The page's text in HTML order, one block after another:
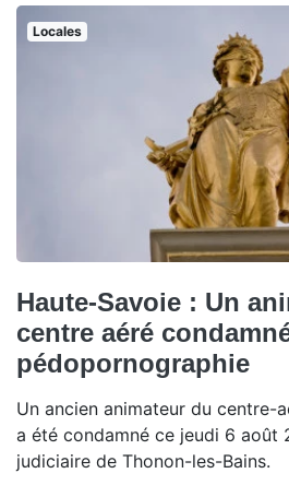
Locales
Haute-Savoie : Un
centre aéré
pédopornographie
Un ancien animateur du centre-
a été condamné ce jeudi 6 août
judiciaire de Thonon-les-Bains.